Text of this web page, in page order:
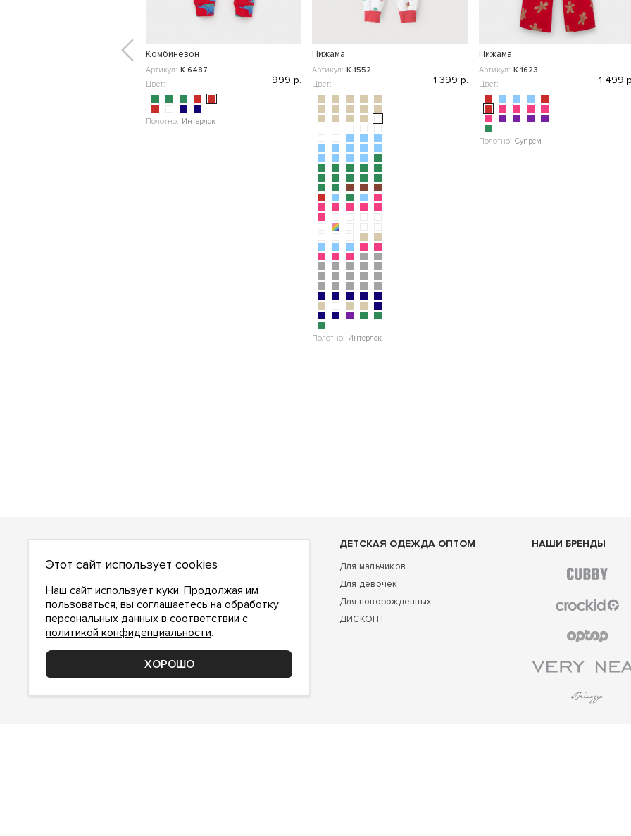
Комбинезон
Артикул: К 6487
Цвет:
Полотно: Интерлок
999 р.
Пижама
Артикул: К 1552
Цвет:
Полотно: Интерлок
1 399 р.
Пижама
Артикул: К 1623
Цвет:
Полотно: Супрем
1 499
О НАС
О компании
Как сделать заказ
Условия работы
Доставка и оплата
Возврат
ДЕТСКАЯ ОДЕЖДА ОПТОМ
Для мальчиков
Для девочек
Для новорожденных
ДИСКОНТ
НАШИ БРЕНДЫ
Этот сайт использует cookies
Наш сайт использует куки. Продолжая им
пользоваться, вы соглашаетесь на обработку
персональных данных в соответствии с
политикой конфиденциальности.
ХОРОШО